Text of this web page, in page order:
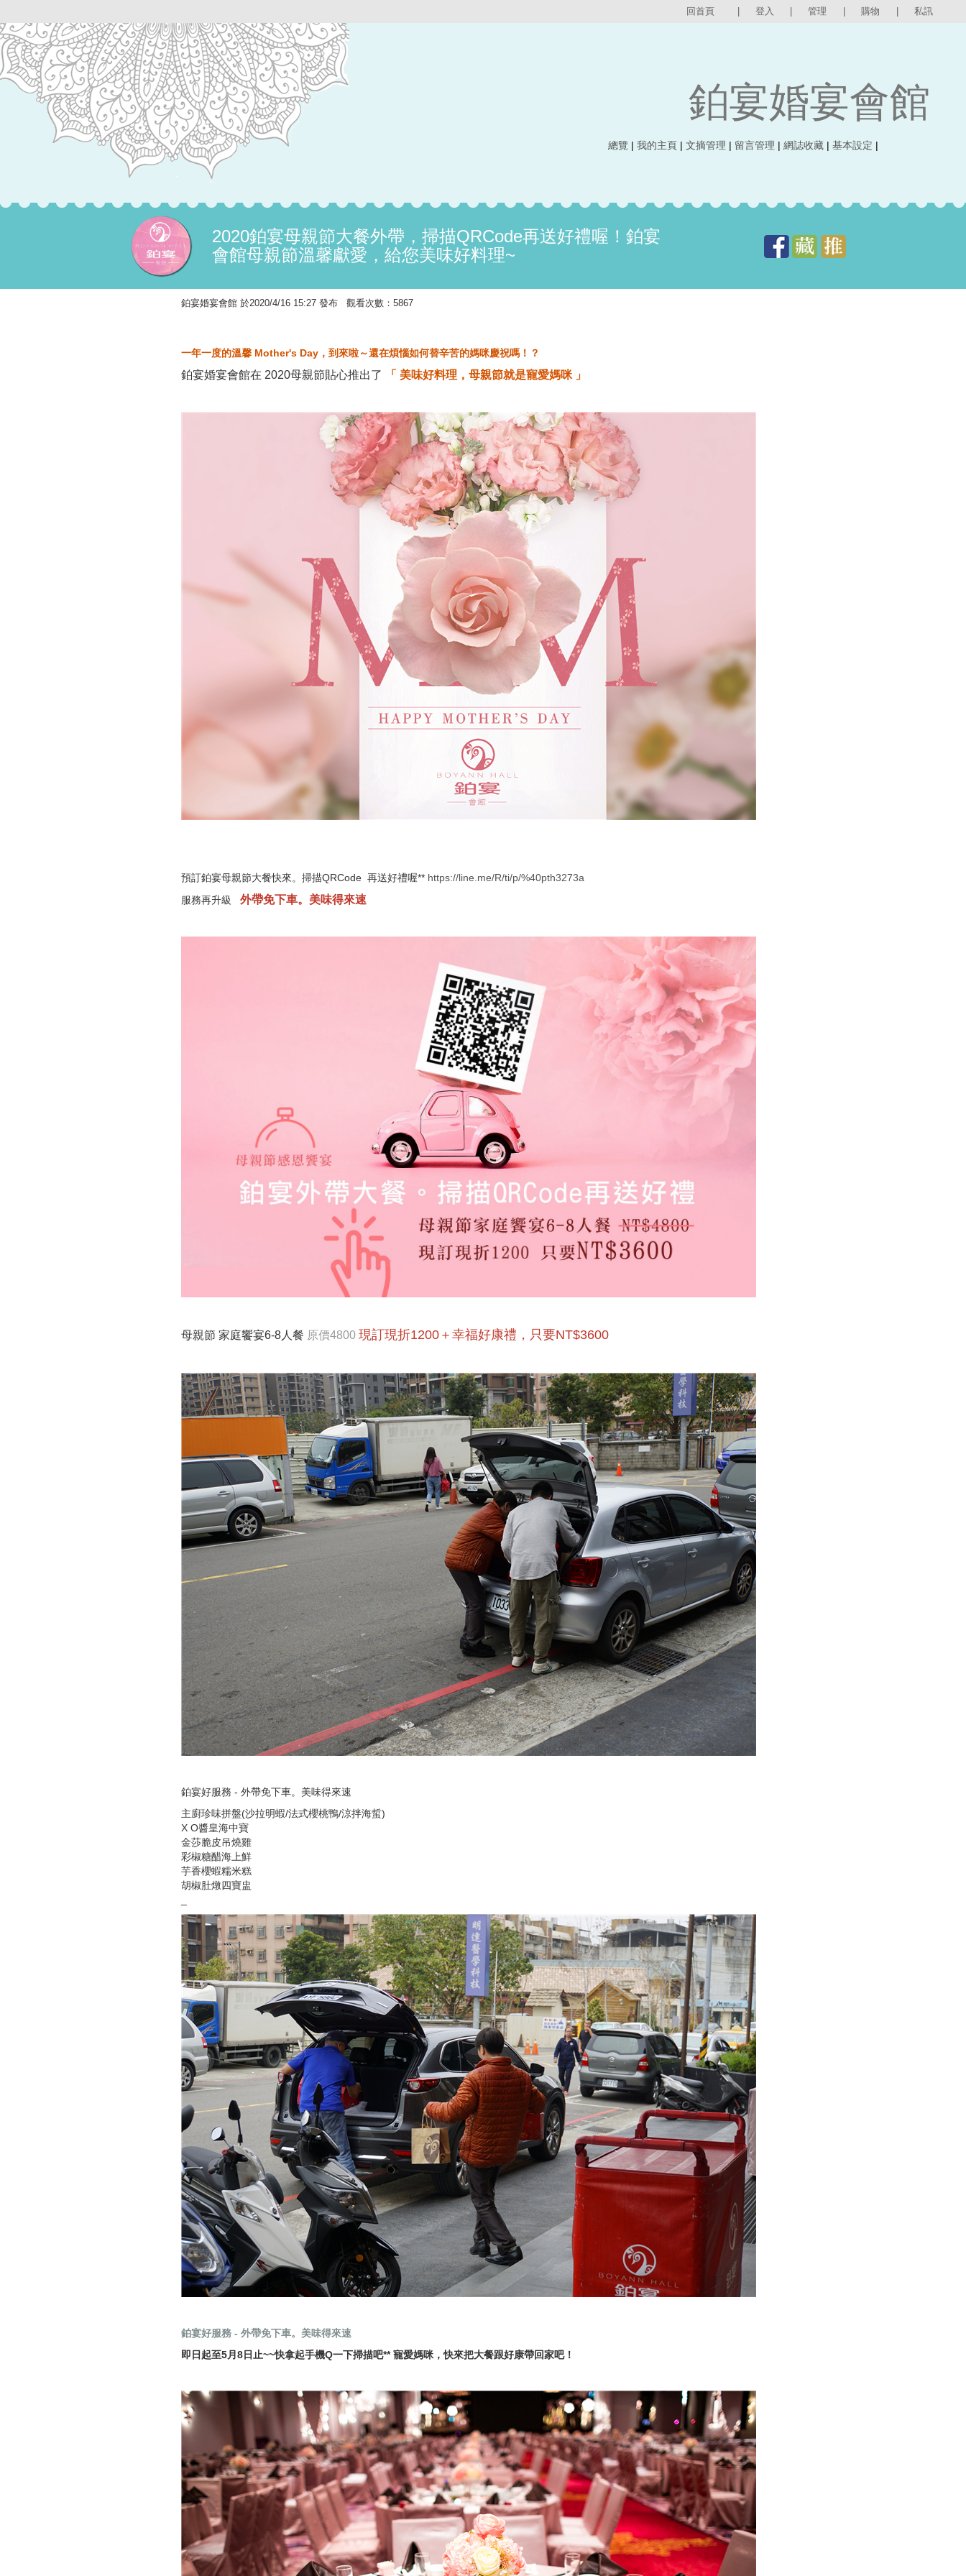
回首頁 登入 管理 購物 私訊
鉑宴婚宴會館
總覽 | 我的主頁 | 文摘管理 | 留言管理 | 網誌收藏 | 基本設定 |
2020鉑宴母親節大餐外帶，掃描QRCode再送好禮喔！鉑宴
會館母親節溫馨獻愛，給您美味好料理~
鉑宴婚宴會館 於2020/4/16 15:27 發布 觀看次數：5867
一年一度的溫馨 Mother's Day，到來啦～還在煩惱如何替辛苦的媽咪慶祝嗎！？
鉑宴婚宴會館在 2020母親節貼心推出了 「 美味好料理，母親節就是寵愛媽咪 」
預訂鉑宴母親節大餐快來。掃描QRCode 再送好禮喔** https://line.me/R/ti/p/%40pth3273a
服務再升級 外帶免下車。美味得來速
母親節 家庭饗宴6-8人餐 原價4800 現訂現折1200＋幸福好康禮，只要NT$3600
鉑宴好服務 - 外帶免下車。美味得來速
主廚珍味拼盤(沙拉明蝦/法式櫻桃鴨/涼拌海蜇)
X O醬皇海中寶
金莎脆皮吊燒雞
彩椒糖醋海上鮮
芋香櫻蝦糯米糕
胡椒肚燉四寶盅
鉑宴好服務 - 外帶免下車。美味得來速
即日起至5月8日止~~快拿起手機Q一下掃描吧** 寵愛媽咪，快來把大餐跟好康帶回家吧！